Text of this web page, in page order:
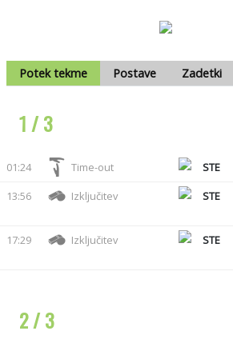
Potek tekme Postave Zadetki
1 / 3
01:24 Time-out
STE
13:56
Izključitev STE
17:29 Izključitev STE
2 / 3